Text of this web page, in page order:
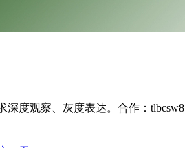
度观察、灰度表达。合作：tlbcsw8